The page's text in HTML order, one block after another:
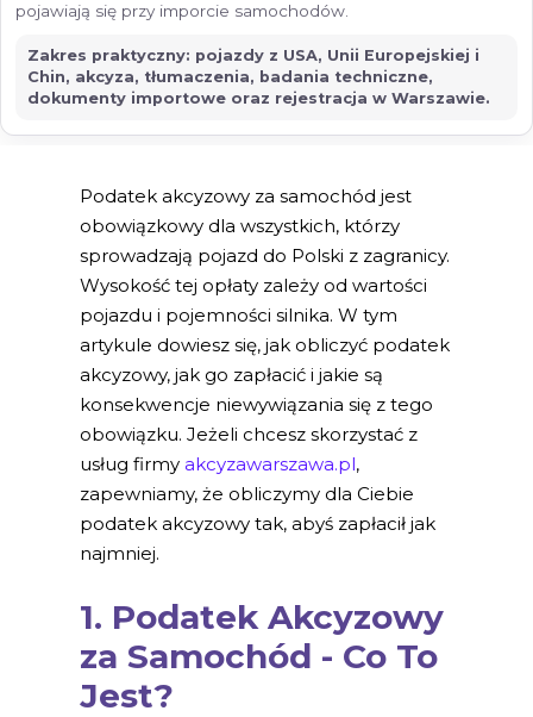
Podatek akcyzowy za samochód jest
obowiązkowy dla wszystkich, którzy
sprowadzają pojazd do Polski z zagranicy.
Wysokość tej opłaty zależy od wartości
pojazdu i pojemności silnika. W tym
artykule dowiesz się, jak obliczyć podatek
akcyzowy, jak go zapłacić i jakie są
konsekwencje niewywiązania się z tego
obowiązku. Jeżeli chcesz skorzystać z
usług firmy akcyzawarszawa.pl,
zapewniamy, że obliczymy dla Ciebie
podatek akcyzowy tak, abyś zapłacił jak
najmniej.
1. Podatek Akcyzowy
za Samochód - Co To
Jest?
pojawiają się przy imporcie samochodów.
Zakres praktyczny: pojazdy z USA, Unii Europejskiej i
Chin, akcyza, tłumaczenia, badania techniczne,
dokumenty importowe oraz rejestracja w Warszawie.